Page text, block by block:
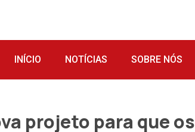
INÍCIO NOTÍCIAS SOBRE NÓS
projeto para que